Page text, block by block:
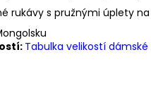
rukávy s pružnými úplety
Tabulka velikostí dámské